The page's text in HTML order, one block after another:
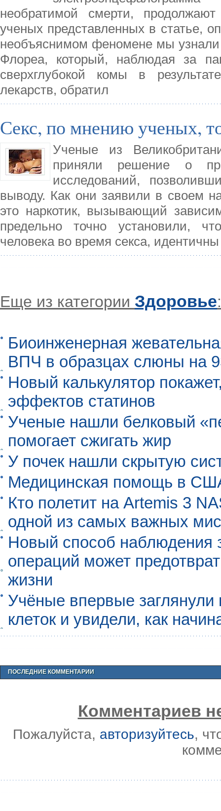
необратимой смерти,
ученых представленных в статье,
необъяснимом феномене мы узнали
Флореа, который, наблюдая за
сверхглубокой комы в
лекарств, обратил
Секс, по мнению ученых,
Ученые из
приняли решение о
исследований,
выводу. Как они заявили в своем
это наркотик, вызывающий
предельно точно установили,
человека во время секса,
Еще из категории Здоровье:
Биоинженерная
ВПЧ в образцах слюны на
Новый калькулятор
эффектов статинов
Ученые нашли белковый
помогает сжигать жир
У почек нашли скрытую
Медицинская помощь в
Кто полетит на Artemis 3
одной из самых важных
Новый способ наблюдения
операций может
жизни
Учёные впервые
клеток и увидели, как
ПОСЛЕДНИЕ КОММЕНТАРИИ
Комментариев
Пожалуйста, авторизуйтесь,